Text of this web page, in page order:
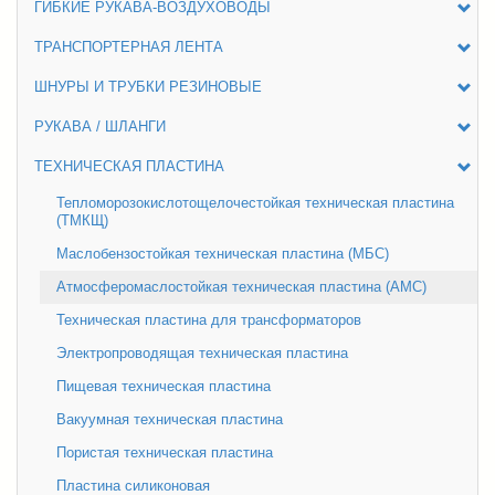
ГИБКИЕ РУКАВА-ВОЗДУХОВОДЫ
ТРАНСПОРТЕРНАЯ ЛЕНТА
ШНУРЫ И ТРУБКИ РЕЗИНОВЫЕ
РУКАВА / ШЛАНГИ
ТЕХНИЧЕСКАЯ ПЛАСТИНА
Тепломорозокислотощелочестойкая техническая пластина
(ТМКЩ)
Маслобензостойкая техническая пластина (МБС)
Атмосферомаслостойкая техническая пластина (АМС)
Техническая пластина для трансформаторов
Электропроводящая техническая пластина
Пищевая техническая пластина
Вакуумная техническая пластина
Пористая техническая пластина
Пластина силиконовая